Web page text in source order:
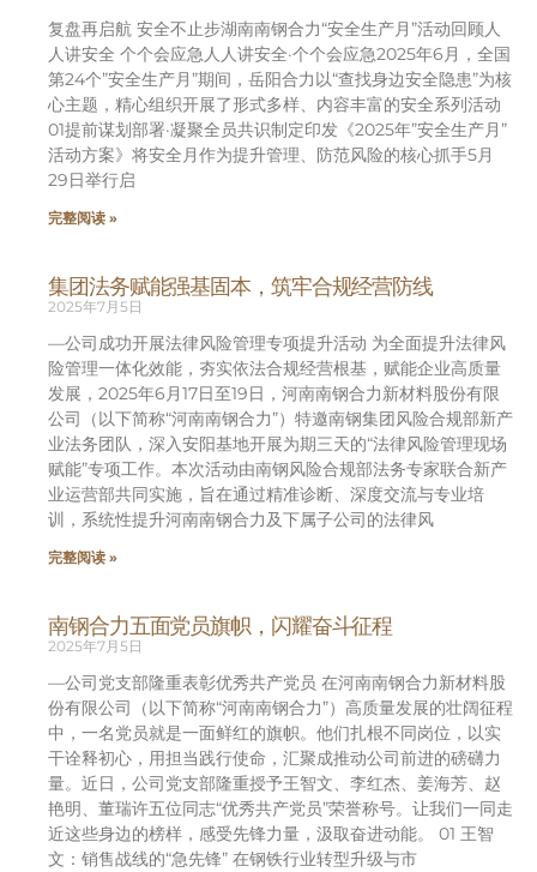
复盘再启航 安全不止步湖南南钢合力“安全生产月”活动回顾人
人讲安全 个个会应急人人讲安全·个个会应急2025年6月，全国
第24个”安全生产月”期间，岳阳合力以“查找身边安全隐患”为核
心主题，精心组织开展了形式多样、内容丰富的安全系列活动
01提前谋划部署·凝聚全员共识制定印发《2025年”安全生产月”
活动方案》将安全月作为提升管理、防范风险的核心抓手5月
29日举行启
完整阅读 »
集团法务赋能强基固本，筑牢合规经营防线
2025年7月5日
—公司成功开展法律风险管理专项提升活动 为全面提升法律风
险管理一体化效能，夯实依法合规经营根基，赋能企业高质量
发展，2025年6月17日至19日，河南南钢合力新材料股份有限
公司（以下简称“河南南钢合力”）特邀南钢集团风险合规部新产
业法务团队，深入安阳基地开展为期三天的“法律风险管理现场
赋能”专项工作。本次活动由南钢风险合规部法务专家联合新产
业运营部共同实施，旨在通过精准诊断、深度交流与专业培
训，系统性提升河南南钢合力及下属子公司的法律风
完整阅读 »
南钢合力五面党员旗帜，闪耀奋斗征程
2025年7月5日
—公司党支部隆重表彰优秀共产党员 在河南南钢合力新材料股
份有限公司（以下简称“河南南钢合力”）高质量发展的壮阔征程
中，一名党员就是一面鲜红的旗帜。他们扎根不同岗位，以实
干诠释初心，用担当践行使命，汇聚成推动公司前进的磅礴力
量。近日，公司党支部隆重授予王智文、李红杰、姜海芳、赵
艳明、董瑞许五位同志“优秀共产党员”荣誉称号。让我们一同走
近这些身边的榜样，感受先锋力量，汲取奋进动能。 01 王智
文：销售战线的“急先锋” 在钢铁行业转型升级与市